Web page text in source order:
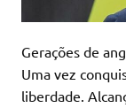
Gerações de
Uma vez
liberdade.